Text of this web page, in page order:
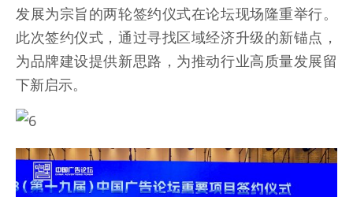
发展为宗旨的两轮签约仪式在论坛现场隆重举行。
此次签约仪式，通过寻找区域经济升级的新锚点，
为品牌建设提供新思路，为推动行业高质量发展留
下新启示。